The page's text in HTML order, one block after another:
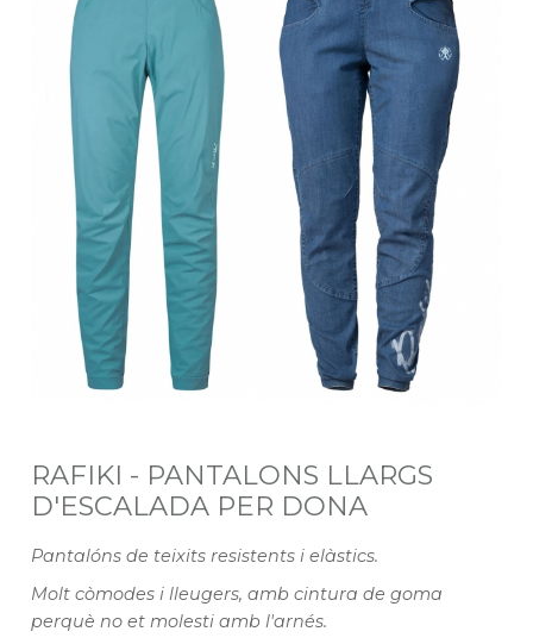
RAFIKI - PANTALONS LLARGS
D'ESCALADA PER DONA
Pantalóns de teixits resistents i elàstics.
Molt còmodes i lleugers, amb cintura de goma
perquè no et molesti amb l'arnés.